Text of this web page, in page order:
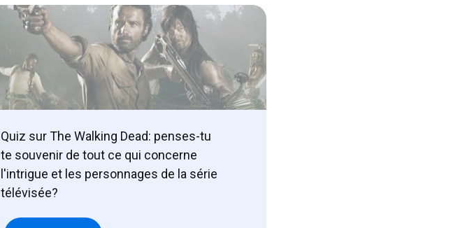
Quiz sur The Walking Dead: penses-tu
te souvenir de tout ce qui concerne
l'intrigue et les personnages de la série
télévisée?